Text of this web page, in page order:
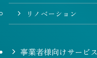
リノベーション
事業者様向けサービス